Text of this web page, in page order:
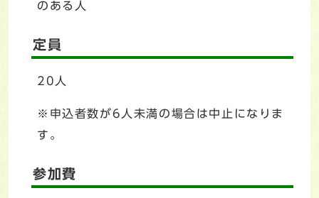
のある人
定員
20人
※申込者数が6人未満の場合は中止になりま
す。
参加費